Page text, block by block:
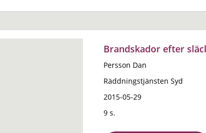
Brandskador efter
Persson Dan
Räddningstjänsten Syd
2015-05-29
9 s.